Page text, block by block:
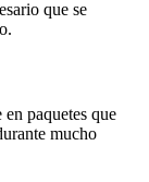
que se
paquetes que
mucho